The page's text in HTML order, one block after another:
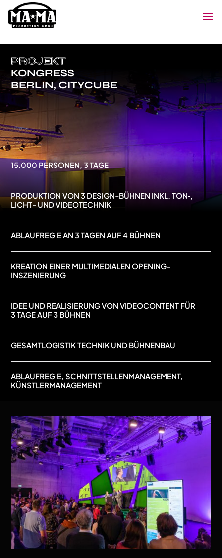
PROJEKT
KONGRESS
BERLIN, CITYCUBE
15.000 PERSONEN, 3 TAGE
PRODUKTION VON 3 DESIGN-BÜHNEN INKL. TON‑,
LICHT- UND VIDEOTECHNIK
ABLAUFREGIE AN 3 TAGEN AUF 4 BÜHNEN
KREATION EINER MULTIMEDIALEN OPENING-
INSZENIERUNG
IDEE UND REALISIERUNG VON VIDEOCONTENT FÜR
3 TAGE AUF 3 BÜHNEN
GESAMTLOGISTIK TECHNIK UND BÜHNENBAU
ABLAUFREGIE, SCHNITTSTELLENMANAGEMENT,
KÜNSTLERMANAGEMENT